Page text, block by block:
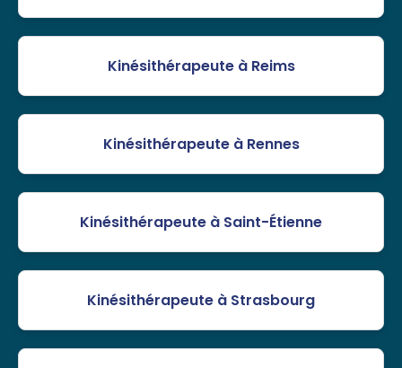
Kinésithérapeute à Reims
Kinésithérapeute à Rennes
Kinésithérapeute à Saint-Étienne
Kinésithérapeute à Strasbourg